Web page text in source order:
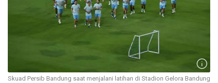
Skuad Persib Bandung saat menjalani latihan di Stadion Gelora Bandung